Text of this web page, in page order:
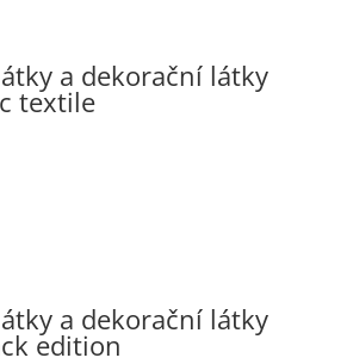
a dekorační látky
textile
a dekorační látky
edition